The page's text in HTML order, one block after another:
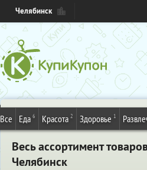
Челябинск
Все Еда 6 Красота 2 Здоровье 1
Весь ассортимент
Челябинск